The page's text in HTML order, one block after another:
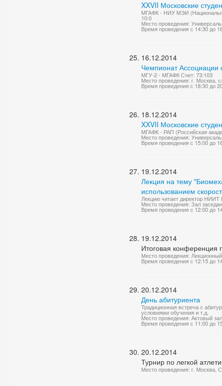
XXVII Московские
МГАФК - НИУ МЭИ
10:0
Место проведения:
Время проведения с 14:30 до
16.12.2014
Чемпионат Ассоциации
МГУ-2 - МГАФК Счет: 73:103
Место проведения: г. Москва,
Время проведения с 18:30 до
18.12.2014
XXVII Московские
МГАФК - РАП (Российская
Место проведения:
Время проведения с 15:00 до
19.12.2014
Лекция на тему
использованием
Лекцию читает директор
Место проведения: Зал
Время проведения с 12:00 до
19.12.2014
Итоговая конференция
Место проведения:
Время проведения с 12:15 до
20.12.2014
День абитуриента
Традиционная встреча с
условиями обучения и т.д.
Место проведения: Актовый
Время проведения с 11:00 до
20.12.2014
Турнир по легкой
Место проведения: г. Москва,